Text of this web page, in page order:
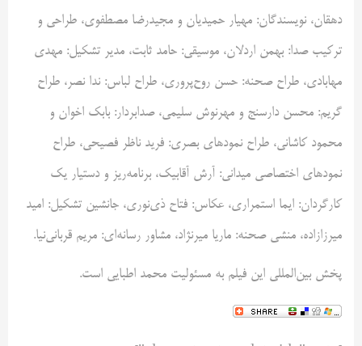
دهقان، نویسندگان: مهیار حمیدیان و مجیدرضا مصطفوی، طراحی و
ترکیب صدا: بهمن اردلان، موسیقی: حامد ثابت، مدیر تشکیل: مهدی
مهابادی، طراح صحنه: حسن روح‌پروری، طراح لباس: ندا نصر، طراح
گریم: محسن دارسنج و مهرنوش سلیمی، صدابردار: بابک اخوان و
محمود کاشانی، طراح نمود‌های بصری: فرید ناظر فصیحی، طراح
نمود‌های اختصاصی میدانی: آرش آقابیک، برنامه‌ریز و دستیار یک
کارگردان: ایما استمراری، عکاس: فتاح ذی‌نوری، جانشین تشکیل: امید
میرزازاده، منشی صحنه: ماریا میرنژاد، مشاور رسانه‌ای: مریم قربانی‌نیا.
پخش بین‌المللی این فیلم به مسئولیت محمد اطبایی است.